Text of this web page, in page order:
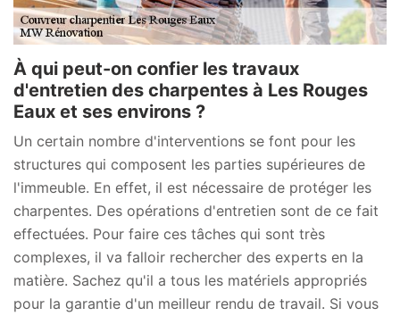
À qui peut-on confier les travaux
d'entretien des charpentes à Les Rouges
Eaux et ses environs ?
Un certain nombre d'interventions se font pour les
structures qui composent les parties supérieures de
l'immeuble. En effet, il est nécessaire de protéger les
charpentes. Des opérations d'entretien sont de ce fait
effectuées. Pour faire ces tâches qui sont très
complexes, il va falloir rechercher des experts en la
matière. Sachez qu'il a tous les matériels appropriés
pour la garantie d'un meilleur rendu de travail. Si vous